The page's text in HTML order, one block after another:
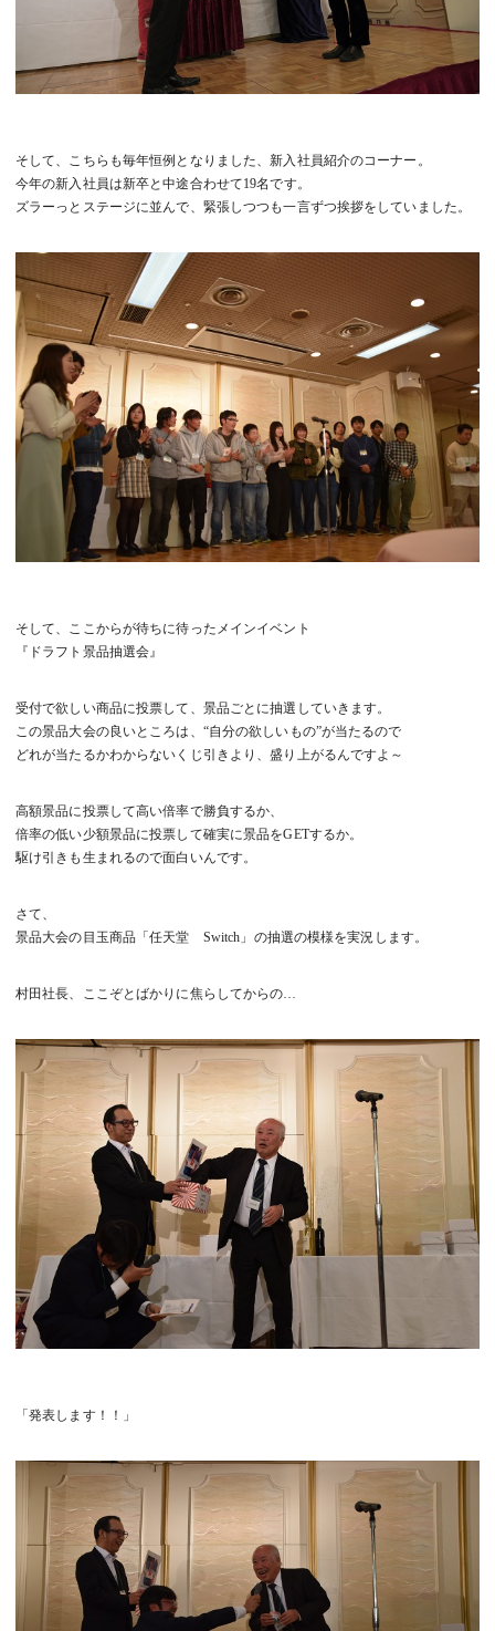
そして、こちらも毎年恒例となりました、新入社員紹介のコーナー。
今年の新入社員は新卒と中途合わせて19名です。
ズラーっとステージに並んで、緊張しつつも一言ずつ挨拶をしていました。
そして、ここからが待ちに待ったメインイベント
『ドラフト景品抽選会』
受付で欲しい商品に投票して、景品ごとに抽選していきます。
この景品大会の良いところは、“自分の欲しいもの”が当たるので
どれが当たるかわからないくじ引きより、盛り上がるんですよ～
高額景品に投票して高い倍率で勝負するか、
倍率の低い少額景品に投票して確実に景品をGETするか。
駆け引きも生まれるので面白いんです。
さて、
景品大会の目玉商品「任天堂 Switch」の抽選の模様を実況します。
村田社長、ここぞとばかりに焦らしてからの…
「発表します！！」